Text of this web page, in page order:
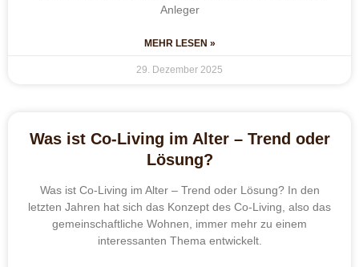
Anleger
MEHR LESEN »
29. Dezember 2025
Was ist Co-Living im Alter – Trend oder
Lösung?
Was ist Co-Living im Alter – Trend oder Lösung? In den
letzten Jahren hat sich das Konzept des Co-Living, also das
gemeinschaftliche Wohnen, immer mehr zu einem
interessanten Thema entwickelt.